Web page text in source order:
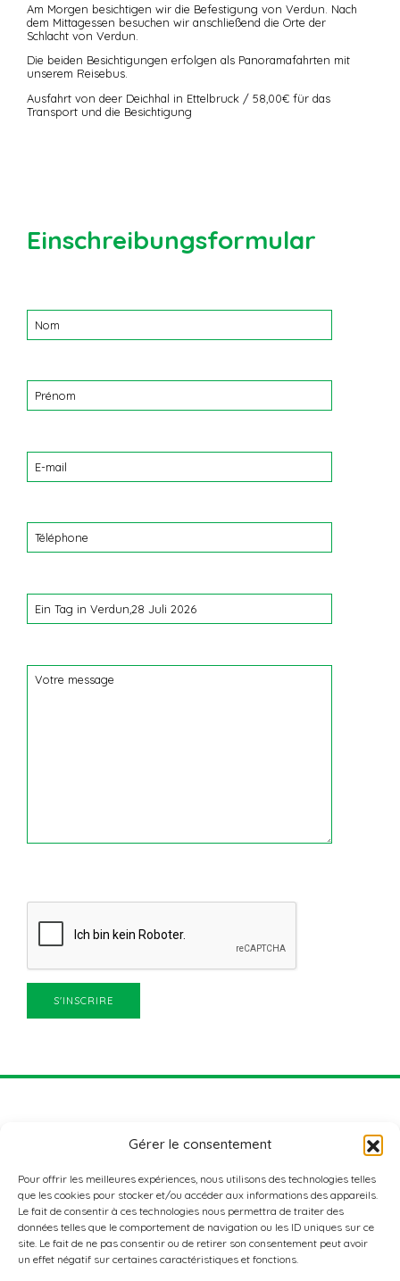
Gérer le consentement
Pour offrir les meilleures expériences, nous utilisons des technologies telles
que les cookies pour stocker et/ou accéder aux informations des appareils.
Le fait de consentir à ces technologies nous permettra de traiter des
données telles que le comportement de navigation ou les ID uniques sur ce
site. Le fait de ne pas consentir ou de retirer son consentement peut avoir
un effet négatif sur certaines caractéristiques et fonctions.
Am Morgen besichtigen wir die Befestigung von Verdun. Nach
dem Mittagessen besuchen wir anschließend die Orte der
Schlacht von Verdun.
Die beiden Besichtigungen erfolgen als Panoramafahrten mit
unserem Reisebus.
Ausfahrt von deer Deichhal in Ettelbruck / 58,00€ für das
Transport und die Besichtigung
Einschreibungsformular
ADRESSE
Nordstad Aktiv+
3, rue de l’école agricole